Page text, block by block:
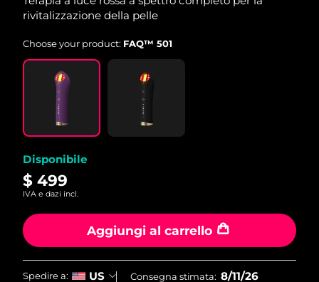
rivitalizzazione della pelle
Choose your product: FAQ™ 501
Disponibile
$ 499
IVA e dazi incl.
Aggiungi al carrello
Spedire a: US Consegna stimata: 8/11/26
Vietnam Consegna stimata